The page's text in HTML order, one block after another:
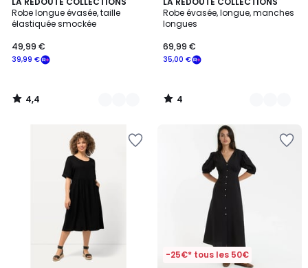
Robe longue évasée, taille
élastiquée smockée
39,99 €
49,99 €
/ 5
3
Couleurs
4,4
/
Robe évasée, longue, manches
longues
35,00 €
69,99 €
/
5
2
Couleurs
4
/
-25€* tous les 50€